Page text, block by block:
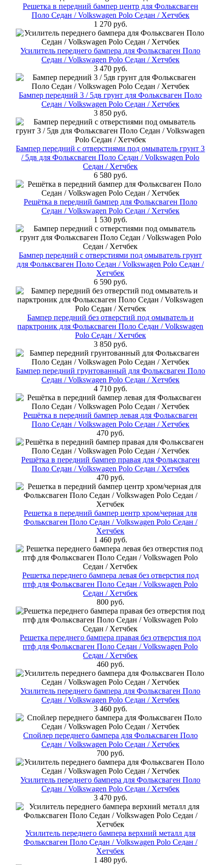
Решетка в передний бампер центр для Фольксваген
Поло Cедан / Volkswagen Polo Седан / Хетчбек
1 270 руб.
Усилитель переднего бампера для Фольксваген Поло
Cедан / Volkswagen Polo Седан / Хетчбек
3 470 руб.
Бампер передний 3 / 5дв грунт для Фольксваген Поло
Cедан / Volkswagen Polo Седан / Хетчбек
3 850 руб.
Бампер передний с отверстиями под омыватель грунт 3
/ 5дв для Фольксваген Поло Cедан / Volkswagen Polo
Седан / Хетчбек
6 580 руб.
Решётка в передний бампер для Фольксваген Поло
Cедан / Volkswagen Polo Седан / Хетчбек
1 530 руб.
Бампер передний с отверстиями под омыватель грунт
для Фольксваген Поло Cедан / Volkswagen Polo Седан /
Хетчбек
6 590 руб.
Бампер передний без отверстий под омыватель и
парктроник для Фольксваген Поло Cедан / Volkswagen
Polo Седан / Хетчбек
3 850 руб.
Бампер передний грунтованный для Фольксваген Поло
Cедан / Volkswagen Polo Седан / Хетчбек
4 710 руб.
Решётка в передний бампер левая для Фольксваген
Поло Cедан / Volkswagen Polo Седан / Хетчбек
470 руб.
Решётка в передний бампер правая для Фольксваген
Поло Cедан / Volkswagen Polo Седан / Хетчбек
470 руб.
Решетка в передний бампер центр хром/черная для
Фольксваген Поло Cедан / Volkswagen Polo Седан /
Хетчбек
1 460 руб.
Решетка переднего бампера левая без отверстия под
птф для Фольксваген Поло Cедан / Volkswagen Polo
Седан / Хетчбек
800 руб.
Решетка переднего бампера правая без отверстия под
птф для Фольксваген Поло Cедан / Volkswagen Polo
Седан / Хетчбек
460 руб.
Усилитель переднего бампера для Фольксваген Поло
Cедан / Volkswagen Polo Седан / Хетчбек
3 460 руб.
Спойлер переднего бампера для Фольксваген Поло
Cедан / Volkswagen Polo Седан / Хетчбек
700 руб.
Усилитель переднего бампера для Фольксваген Поло
Cедан / Volkswagen Polo Седан / Хетчбек
3 470 руб.
Усилитель переднего бампера верхний металл для
Фольксваген Поло Cедан / Volkswagen Polo Седан /
Хетчбек
1 480 руб.